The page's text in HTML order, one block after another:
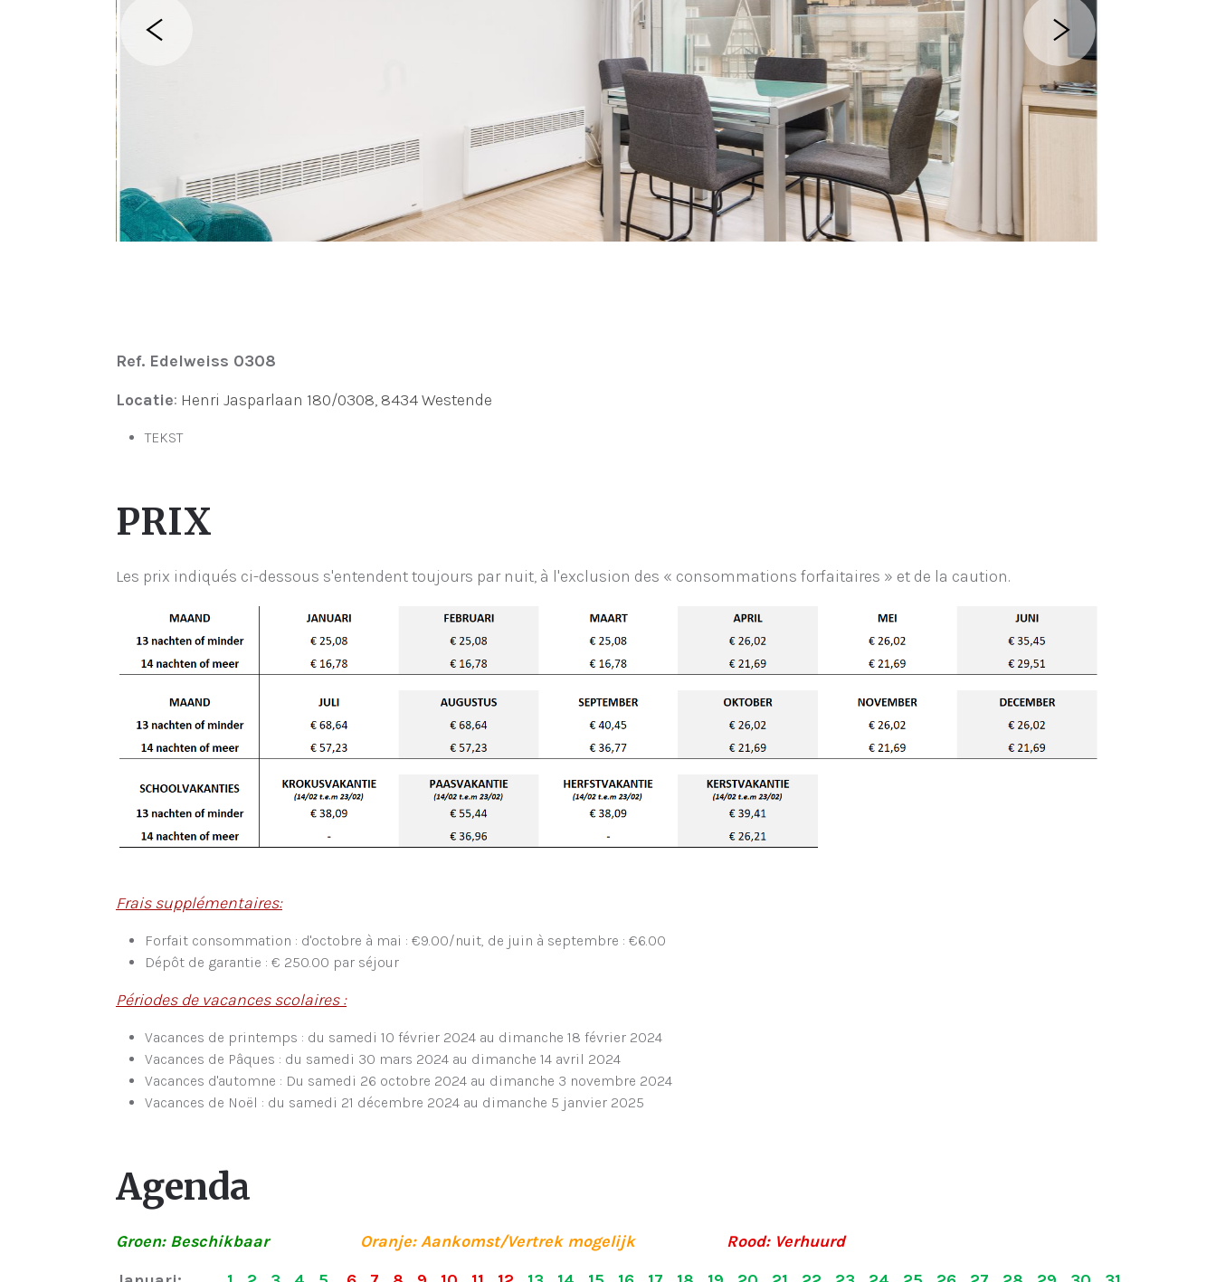
Ref. Edelweiss 0308
Locatie: Henri Jasparlaan 180/0308, 8434 Westende
TEKST
PRIX
Les prix indiqués ci-dessous s'entendent toujours par nuit, à l'exclusion des « consommations forfaitaires » et de la caution.
Frais supplémentaires:
Forfait consommation : d'octobre à mai : €9.00/nuit, de juin à septembre : €6.00
Dépôt de garantie : € 250.00 par séjour
Périodes de vacances scolaires :
Vacances de printemps : du samedi 10 février 2024 au dimanche 18 février 2024
Vacances de Pâques : du samedi 30 mars 2024 au dimanche 14 avril 2024
Vacances d'automne : Du samedi 26 octobre 2024 au dimanche 3 novembre 2024
Vacances de Noël : du samedi 21 décembre 2024 au dimanche 5 janvier 2025
Agenda
Groen: Beschikbaar Oranje: Aankomst/Vertrek mogelijk
Rood: Verhuurd